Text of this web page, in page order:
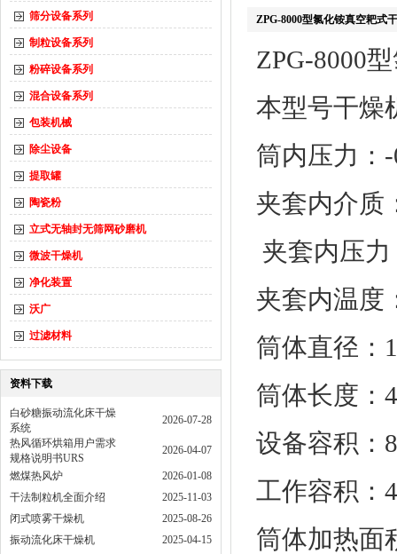
筛分设备系列
制粒设备系列
粉碎设备系列
混合设备系列
包装机械
除尘设备
提取罐
陶瓷粉
立式无轴封无筛网砂磨机
微波干燥机
净化装置
沃广
过滤材料
资料下载
白砂糖振动流化床干燥
系统
2026-07-28
热风循环烘箱用户需求
规格说明书URS
2026-04-07
燃煤热风炉
2026-01-08
干法制粒机全面介绍
2025-11-03
闭式喷雾干燥机
2025-08-26
振动流化床干燥机
2025-04-15
ZPG-8000型氯化铵真空耙式
ZPG-8000
本型号干燥
筒内压力
夹套内介
夹套
夹套内温度
筒体直径：
筒体长度：
设备容积：
工作容积：
筒体加热面